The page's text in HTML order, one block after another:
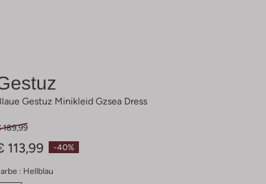
Gestuz Minikleid Gzsea Dress
-40%
189,99
113,99
: Hellblau